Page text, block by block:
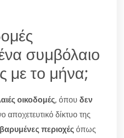
συμβόλαιο
με το μήνα;
οικοδομές, όπου δεν
αποχετευτικό δίκτυο της
περιοχέςόπως